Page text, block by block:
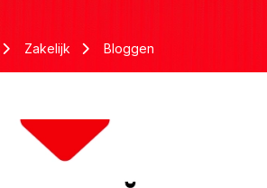
Zakelijk Bloggen